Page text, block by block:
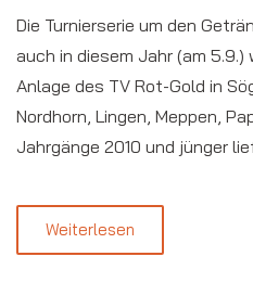
Die Turnierserie um den
auch in diesem Jahr (am
Anlage des TV Rot-Gold in
Nordhorn, Lingen, Meppen,
Jahrgänge 2010 und jünger
Weiterlesen